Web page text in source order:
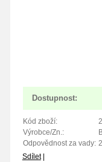
Dostupnost:
Kód zboží:
Výrobce/Zn.:
Odpovědnost za vady:
Sdílet